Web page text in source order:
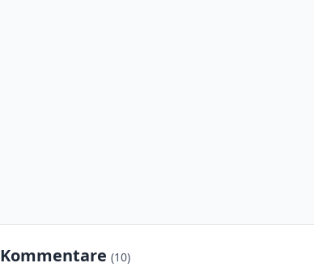
Kommentare (10)